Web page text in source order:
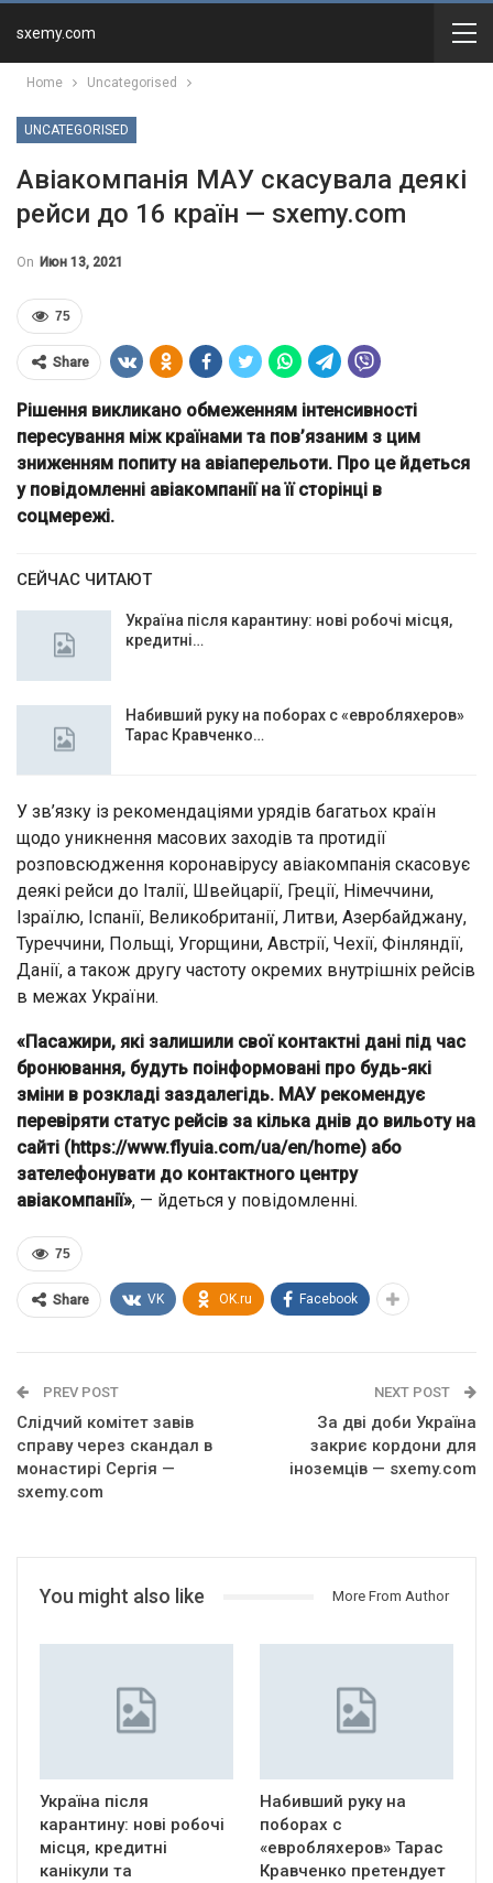
sxemy.com
Home Uncategorised
UNCATEGORISED
Авіакомпанія МАУ скасувала деякі
рейси до 16 країн — sxemy.com
On Июн 13, 2021
75
Share
Рішення викликано обмеженням інтенсивності
пересування між країнами та пов’язаним з цим
зниженням попиту на авіаперельоти. Про це йдеться
у повідомленні авіакомпанії на її сторінці в
соцмережі.
СЕЙЧАС ЧИТАЮТ
Україна після карантину: нові робочі місця,
кредитні…
Набивший руку на поборах с «евробляхеров»
Тарас Кравченко…
У зв’язку із рекомендаціями урядів багатьох країн
щодо уникнення масових заходів та протидії
розповсюдження коронавірусу авіакомпанія скасовує
деякі рейси до Італії, Швейцарії, Греції, Німеччини,
Ізраїлю, Іспанії, Великобританії, Литви, Азербайджану,
Туреччини, Польщі, Угорщини, Австрії, Чехії, Фінляндії,
Данії, а також другу частоту окремих внутрішніх рейсів
в межах України.
«Пасажири, які залишили свої контактні дані під час
бронювання, будуть поінформовані про будь-які
зміни в розкладі заздалегідь. МАУ рекомендує
перевіряти статус рейсів за кілька днів до вильоту на
сайті (https://www.flyuia.com/ua/en/home) або
зателефонувати до контактного центру
авіакомпанії», — йдеться у повідомленні.
75
Share VK OK.ru Facebook
PREV POST
Слідчий комітет завів
справу через скандал в
монастирі Сергія —
sxemy.com
NEXT POST
За дві доби Україна
закриє кордони для
іноземців — sxemy.com
You might also like More From Author
Україна після
карантину: нові робочі
місця, кредитні
канікули та
Набивший руку на
поборах с
«евробляхеров» Тарас
Кравченко претендует